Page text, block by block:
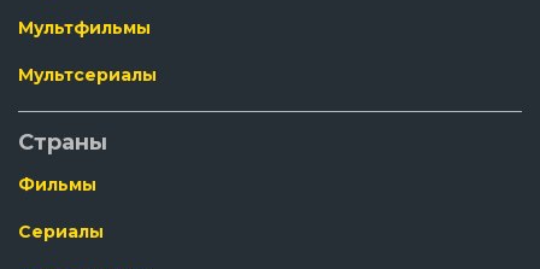
Мультфильмы
Мультсериалы
Страны
Фильмы
Сериалы